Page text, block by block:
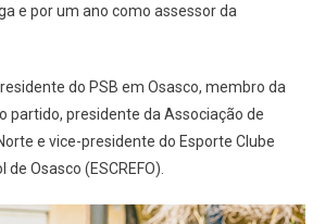
e por um ano como assessor da
do PSB em Osasco, membro da
partido, presidente da Associação de
e vice-presidente do Esporte Clube
Osasco (ESCREFO).